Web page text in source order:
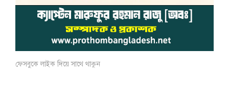
ফেসবুকে লাইক দিয়ে সাথে থাকুন